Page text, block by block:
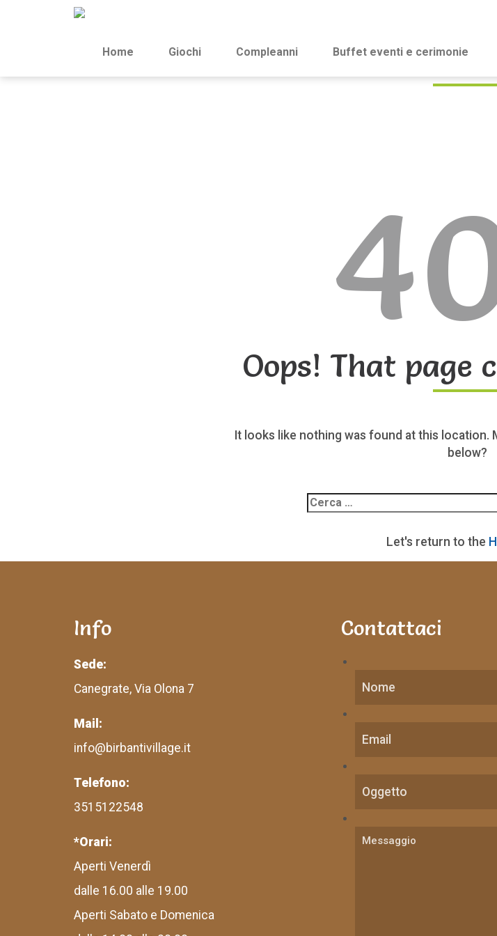
Home Giochi Compleanni Buffet eventi e cerimonie
Oops! That page
It looks like nothing was found at this location.
below?
per:
Let's return to the
Info
Sede:
Canegrate, Via Olona 7
Mail:
info@birbantivillage.it
Telefono:
3515122548
*Orari:
Aperti Venerdì
dalle 16.00 alle 19.00
Aperti Sabato e Domenica
Contattaci